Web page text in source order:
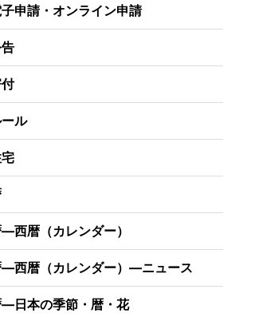
申請・オンライン申請
ル
西暦（カレンダー）
西暦（カレンダー）―ニュース
日本の季節・暦・花